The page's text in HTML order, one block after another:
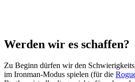
Werden wir es schaffen?
Zu Beginn dürfen wir den
im Ironman-Modus spielen (für die